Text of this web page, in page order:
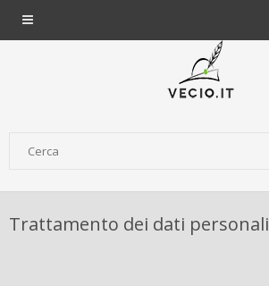
Trattamento dei dati personali